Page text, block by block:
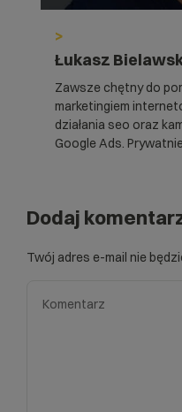
>
Łukasz
Zawsze chętny do
marketingiem
działania seo oraz
Google Ads.
Dodaj
Twój adres e-mail nie